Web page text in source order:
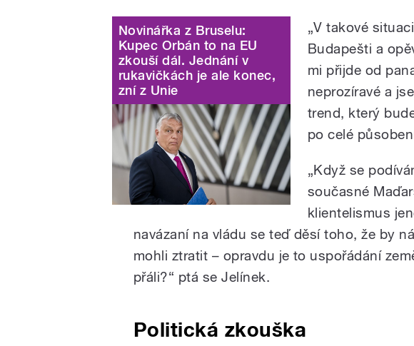
Novinářka z Bruselu:
Kupec Orbán to na EU
zkouší dál. Jednání v
rukavičkách je ale konec,
zní z Unie
„V takové
Budapešti a
mi přijde od
neprozíravé a
trend, který
po celé
„Když se
současné
klientelismus
navázaní na vládu se teď děsí toho, že by
mohli ztratit – opravdu je to uspořádání
přáli?“ ptá se Jelínek.
Politická zkouška